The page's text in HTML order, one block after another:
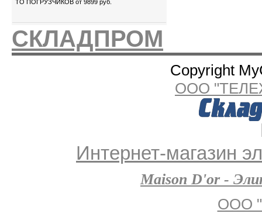
ТО ПОГРУЗЧИКОВ от 9899 руб.
СКЛАДПРОМ
Copyright
ООО
Интернет-магазин
Maison D'or -
ООО